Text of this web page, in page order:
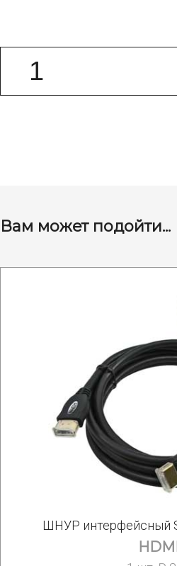
Вам может подойти...
ШНУР интерфейсный
HDMI